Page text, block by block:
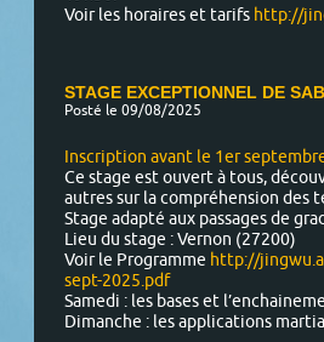
Voir les horaires et tarifs http://
STAGE EXCEPTIONNEL DE
Posté le 09/08/2025
Inscription avant le 1er
Ce stage est ouvert à tous,
autres sur la compréhension des
Stage adapté aux passages de
Lieu du stage : Vernon (27200)
Voir le Programme http://
sept-2025.pdf
Samedi : les bases et
Dimanche : les applications